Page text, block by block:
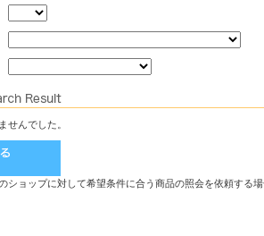
せんでした。
ショップに対して希望条件に合う商品の照会を依頼する